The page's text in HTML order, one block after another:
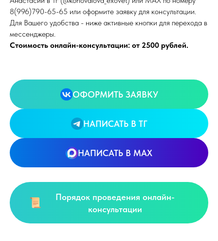
8(996)790-65-65 или оформите заявку для консультации.
Для Вашего удобства - ниже активные кнопки для перехода в
мессенджеры.
Стоимость онлайн-консультации: от 2500 рублей.
ОФОРМИТЬ ЗАЯВКУ
НАПИСАТЬ В ТГ
НАПИСАТЬ В MAX
Порядок проведения онлайн-
консультации